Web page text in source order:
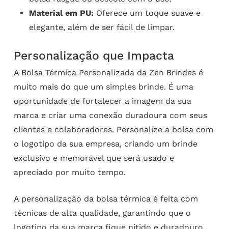
Material em PU: Oferece um toque suave e
elegante, além de ser fácil de limpar.
Personalização que Impacta
A Bolsa Térmica Personalizada da Zen Brindes é
muito mais do que um simples brinde. É uma
oportunidade de fortalecer a imagem da sua
marca e criar uma conexão duradoura com seus
clientes e colaboradores. Personalize a bolsa com
o logotipo da sua empresa, criando um brinde
exclusivo e memorável que será usado e
apreciado por muito tempo.
A personalização da bolsa térmica é feita com
técnicas de alta qualidade, garantindo que o